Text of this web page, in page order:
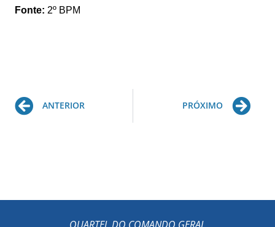
Fonte: 2º BPM
Prev
ANTERIOR PRÓXIMO